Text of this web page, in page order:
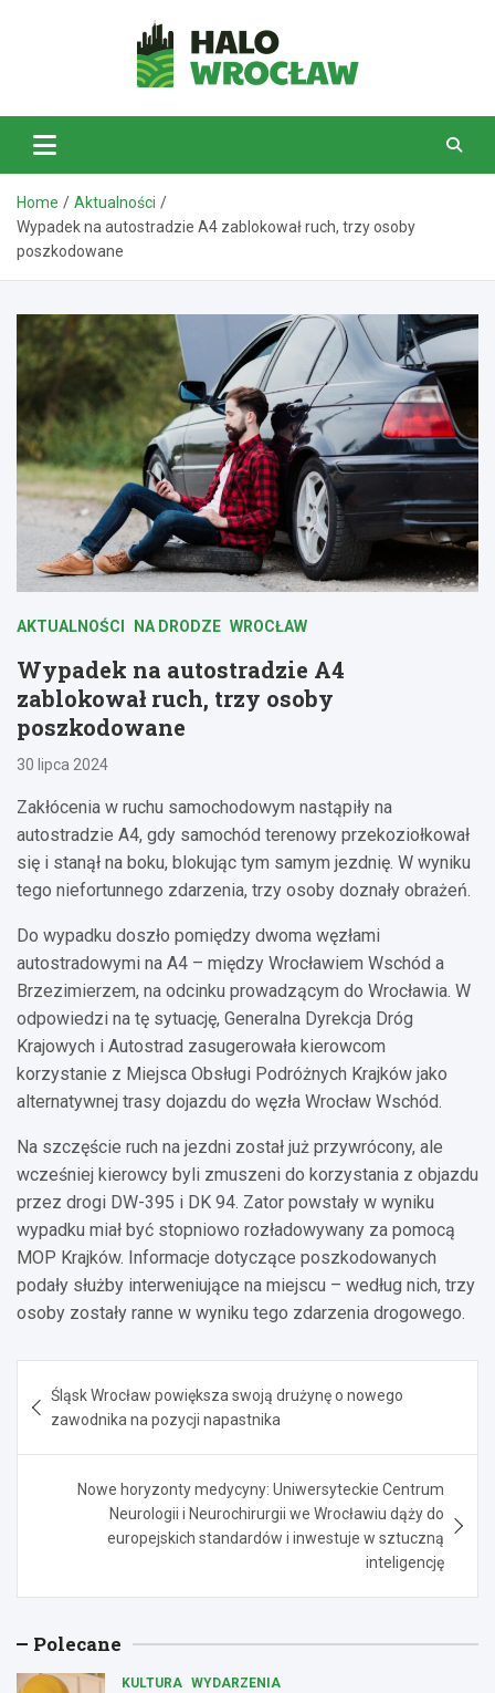
HaloWrocław.pl
Home
Aktualności
Wypadek na autostradzie A4 zablokował ruch, trzy osoby
poszkodowane
AKTUALNOŚCI NA DRODZE WROCŁAW
Wypadek na autostradzie A4
zablokował ruch, trzy osoby
poszkodowane
30 lipca 2024
Zakłócenia w ruchu samochodowym nastąpiły na
autostradzie A4, gdy samochód terenowy przekoziołkował
się i stanął na boku, blokując tym samym jezdnię. W wyniku
tego niefortunnego zdarzenia, trzy osoby doznały obrażeń.
Do wypadku doszło pomiędzy dwoma węzłami
autostradowymi na A4 – między Wrocławiem Wschód a
Brzezimierzem, na odcinku prowadzącym do Wrocławia. W
odpowiedzi na tę sytuację, Generalna Dyrekcja Dróg
Krajowych i Autostrad zasugerowała kierowcom
korzystanie z Miejsca Obsługi Podróżnych Krajków jako
alternatywnej trasy dojazdu do węzła Wrocław Wschód.
Na szczęście ruch na jezdni został już przywrócony, ale
wcześniej kierowcy byli zmuszeni do korzystania z objazdu
przez drogi DW-395 i DK 94. Zator powstały w wyniku
wypadku miał być stopniowo rozładowywany za pomocą
MOP Krajków. Informacje dotyczące poszkodowanych
podały służby interweniujące na miejscu – według nich, trzy
osoby zostały ranne w wyniku tego zdarzenia drogowego.
wpisu
Śląsk Wrocław powiększa swoją drużynę o nowego
zawodnika na pozycji napastnika
Nowe horyzonty medycyny: Uniwersyteckie Centrum
Neurologii i Neurochirurgii we Wrocławiu dąży do
europejskich standardów i inwestuje w sztuczną
inteligencję
Polecane
KULTURA WYDARZENIA